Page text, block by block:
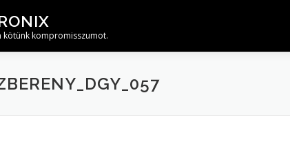
kötünk kompromisszumot.